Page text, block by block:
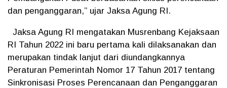
dan penganggaran,” ujar Jaksa Agung RI.
Jaksa Agung RI mengatakan Musrenbang Kejaksaan
RI Tahun 2022 ini baru pertama kali dilaksanakan dan
merupakan tindak lanjut dari diundangkannya
Peraturan Pemerintah Nomor 17 Tahun 2017 tentang
Sinkronisasi Proses Perencanaan dan Penganggaran